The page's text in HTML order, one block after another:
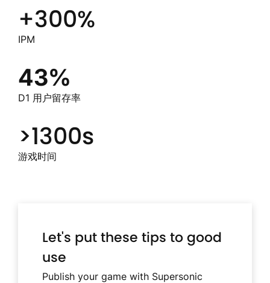
+300%
IPM
43%
D1 用户留存率
>1300s
游戏时间
Let's put these tips to good
use
Publish your game with Supersonic